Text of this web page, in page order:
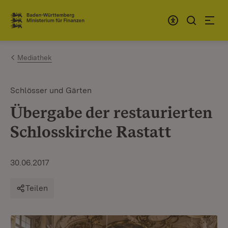
Zum Inhalt springen
Link zur Startseite
Mediathek
Schlösser und Gärten
Übergabe der restaurierten
Schlosskirche Rastatt
30.06.2017
Teilen